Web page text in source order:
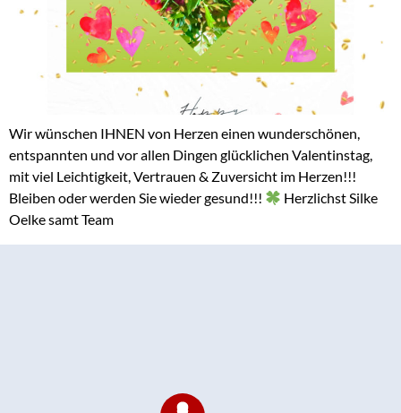
Wir wünschen IHNEN von Herzen einen wunderschönen,
entspannten und vor allen Dingen glücklichen Valentinstag,
mit viel Leichtigkeit, Vertrauen & Zuversicht im Herzen!!!
Bleiben oder werden Sie wieder gesund!!!
Herzlichst Silke
Oelke samt Team